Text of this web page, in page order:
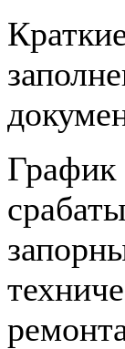
График